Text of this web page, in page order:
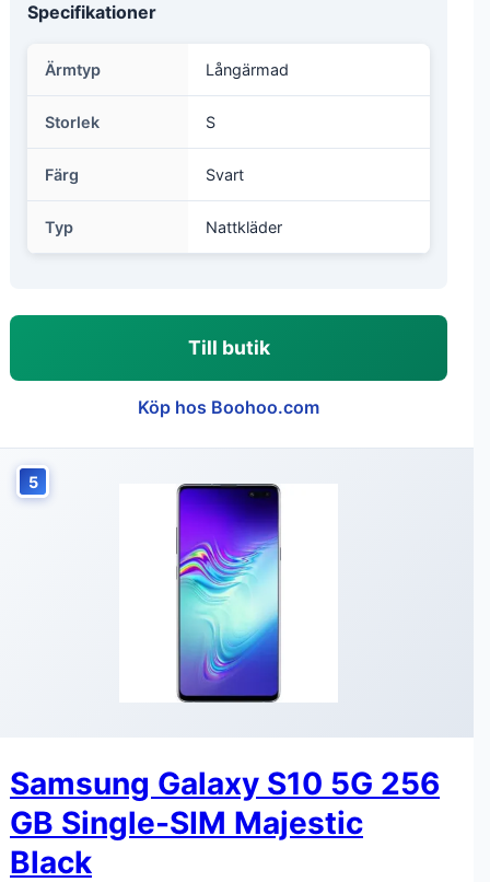
Specifikationer
Ärmtyp Långärmad
Storlek S
Färg Svart
Typ Nattkläder
Till butik
Köp hos Boohoo.com
5
Samsung Galaxy S10 5G 256
GB Single-SIM Majestic
Black